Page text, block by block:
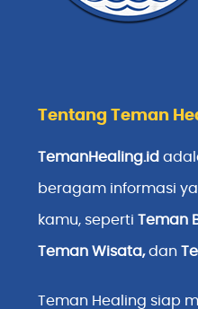
Tentang Teman
TemanHealing.id
beragam informasi
kamu, sepertiTeman
Teman Wisata,dan
Teman Healing siap